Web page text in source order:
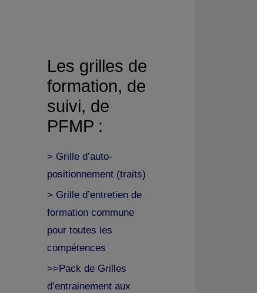
Les grilles de
formation, de
suivi, de
PFMP :
> Grille d’auto-
positionnement (traits)
> Grille d’entretien de
formation commune
pour toutes les
compétences
>>Pack de Grilles
d’entrainement aux